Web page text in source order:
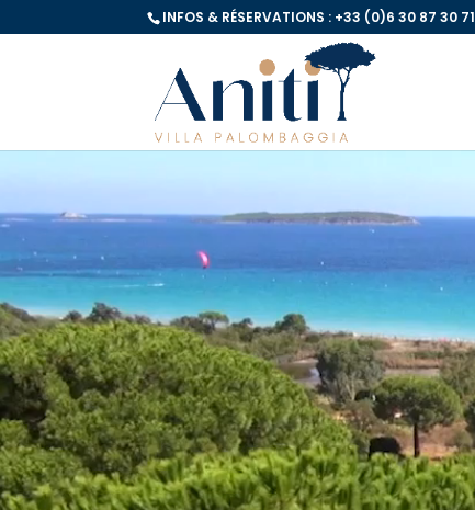
INFOS & RÉSERVATIONS : +33 (0)6 30 87 30 71